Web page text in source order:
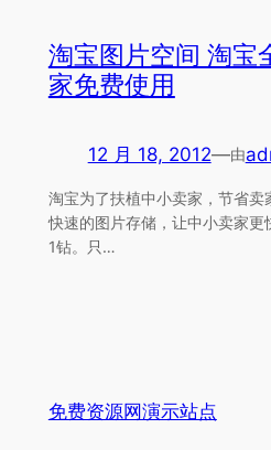
淘宝图片空间 淘宝
家免费使用
12 月 18, 2012—由
淘宝为了扶植中小卖家，节省卖
快速的图片存储，让中小卖家更
1钻。只…
免费资源网演示站点